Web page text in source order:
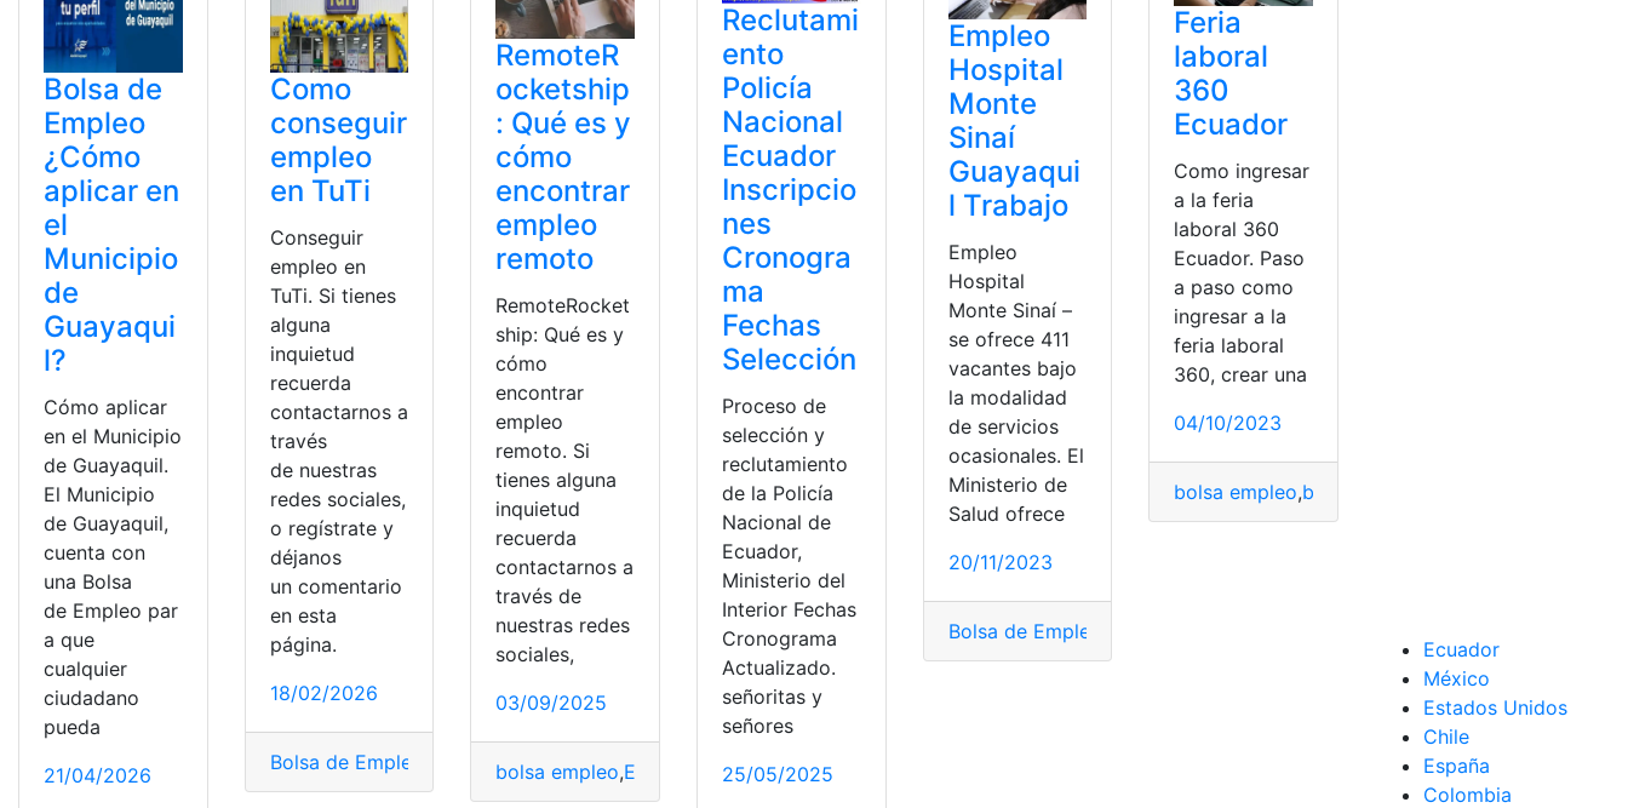
Bolsa de
Empleo
¿Cómo
aplicar en
el
Municipio
de
Guayaqui
l?
Cómo aplicar
en el Municipio
de Guayaquil.
El Municipio
de Guayaquil,
cuenta con
una Bolsa
de Empleo par
a que
cualquier
ciudadano
pueda
21/04/2026
Como
conseguir
empleo
en TuTi
Conseguir
empleo en
TuTi. Si tienes
alguna
inquietud
recuerda
contactarnos a
través
de nuestras
redes sociales,
o regístrate y
déjanos
un comentario
en esta
página.
18/02/2026
Bolsa de Empleo Bolsa de Empleo Municipio de Guayaquil, bolsa empleo
RemoteR
ocketship
: Qué es y
cómo
encontrar
empleo
remoto
RemoteRocket
ship: Qué es y
cómo
encontrar
empleo
remoto. Si
tienes alguna
inquietud
recuerda
contactarnos a
través de
nuestras redes
sociales,
03/09/2025
bolsa empleo,Empleo Portal,RemoteRocketship
Reclutami
ento
Policía
Nacional
Ecuador
Inscripcio
nes
Cronogra
ma
Fechas
Selección
Proceso de
selección y
reclutamiento
de la Policía
Nacional de
Ecuador,
Ministerio del
Interior Fechas
Cronograma
Actualizado.
señoritas y
señores
25/05/2025
Empleo
Hospital
Monte
Sinaí
Guayaqui
l Trabajo
Empleo
Hospital
Monte Sinaí –
se ofrece 411
vacantes bajo
la modalidad
de servicios
ocasionales. El
Ministerio de
Salud ofrece
20/11/2023
Bolsa de Empleo
Feria
laboral
360
Ecuador
Como ingresar
a la feria
laboral 360
Ecuador. Paso
a paso como
ingresar a la
feria laboral
360, crear una
04/10/2023
bolsa empleo,buscar empleo
Ecuador
México
Estados Unidos
Chile
España
Colombia